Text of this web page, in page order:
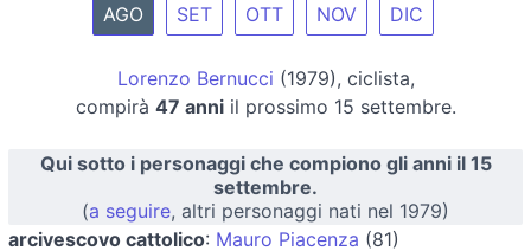
AGO
SET OTT NOV DIC
Lorenzo Bernucci (1979), ciclista,
compirà 47 anniil prossimo 15 settembre.
Qui sotto i personaggi che compiono gli anni il 15
settembre.
(a seguire, altri personaggi nati nel 1979)
arcivescovo cattolico: Mauro Piacenza (81)